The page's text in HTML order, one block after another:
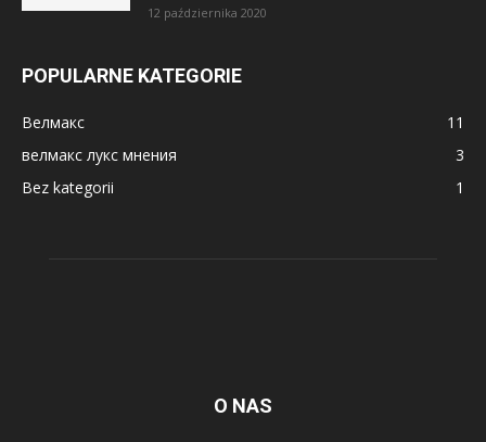
12 października 2020
POPULARNE KATEGORIE
Велмакс
11
велмакс лукс мнения
3
Bez kategorii
1
O NAS